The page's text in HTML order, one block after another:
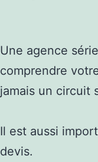
Une agence
comprendre
jamais un circuit
Il est aussi
devis.